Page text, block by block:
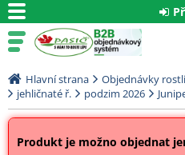
Hlavní strana Objednávky
jehličnaté ř.
podzim 2026
Produkt je možno objednat